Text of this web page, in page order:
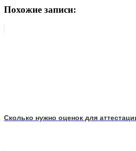
Похожие записи:
Сколько нужно оценок для